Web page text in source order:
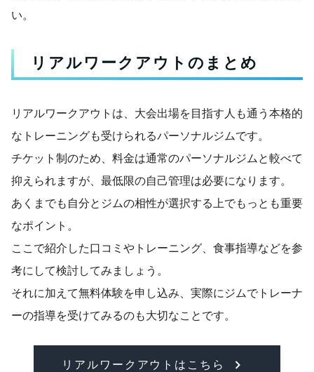
い。
リアルワークアウトのまとめ
リアルワークアウトは、大会出場を目指す人も通う本格的
なトレーニングも受けられるパーソナルジムです。
チケット制のため、料金は通常のパーソナルジムと較べて
抑えられますが、最低限の自己管理は必要になります。
あくまでも自分とジムの相性が選択する上でもっとも重要
なポイント。
ここで紹介した口コミやトレーニング、食事指導などを参
考にして検討してみましょう。
それに加えて無料体験を申し込み、実際にジムでトレーナ
ーの指導を受けてみるのも大切なことです。
リアルワークアウトはこちら